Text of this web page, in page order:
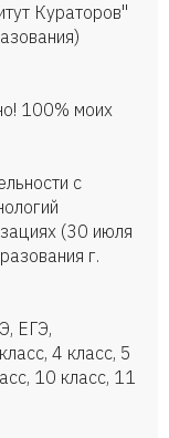
Кураторов"
100% моих
с
(30 июля
г.
ЕГЭ,
4 класс, 5
10 класс, 11